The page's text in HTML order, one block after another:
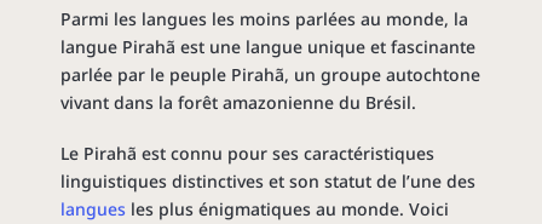
Parmi les langues les moins parlées au monde, la
langue Pirahã est une langue unique et fascinante
parlée par le peuple Pirahã, un groupe autochtone
vivant dans la forêt amazonienne du Brésil.
Le Pirahã est connu pour ses caractéristiques
linguistiques distinctives et son statut de l’une des
langues les plus énigmatiques au monde. Voici